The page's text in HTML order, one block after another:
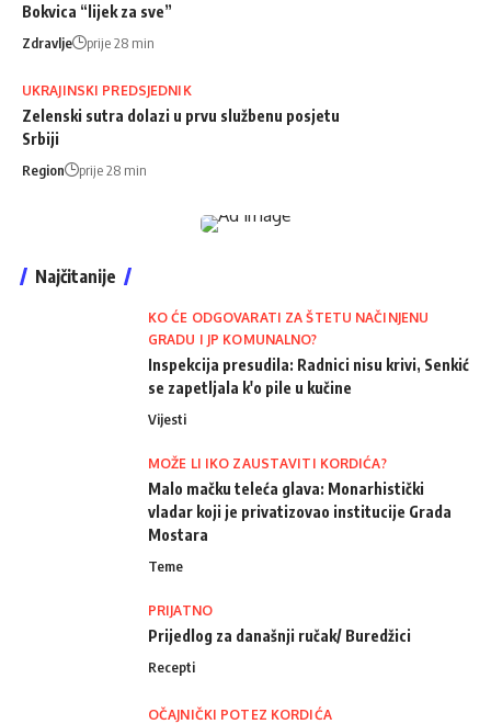
Bokvica “lijek za sve”
Zdravlje prije 28 min
UKRAJINSKI PREDSJEDNIK
Zelenski sutra dolazi u prvu službenu posjetu
Srbiji
Region prije 28 min
Najčitanije
KO ĆE ODGOVARATI ZA ŠTETU NAČINJENU
GRADU I JP KOMUNALNO?
Inspekcija presudila: Radnici nisu krivi, Senkić
se zapetljala k'o pile u kučine
Vijesti
MOŽE LI IKO ZAUSTAVITI KORDIĆA?
Malo mačku teleća glava: Monarhistički
vladar koji je privatizovao institucije Grada
Mostara
Teme
PRIJATNO
Prijedlog za današnji ručak/ Buredžici
Recepti
OČAJNIČKI POTEZ KORDIĆA